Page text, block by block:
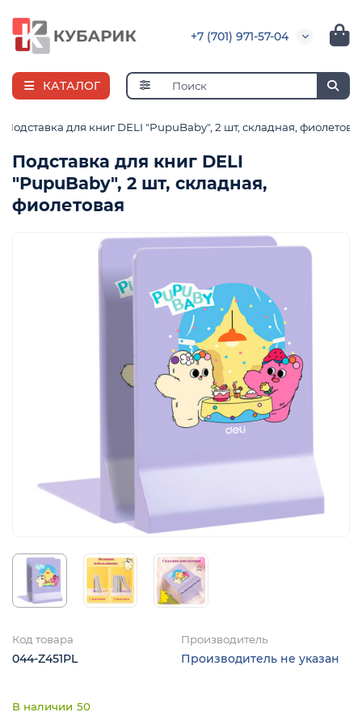
+7 (701) 971-57-04
КАТАЛОГ
Подставка для книг DELI "PupuBaby", 2 шт, складная,
Подставка для книг DELI
"PupuBaby", 2 шт, складная,
фиолетовая
Код товара
044-Z451PL
Производитель
Производитель не указан
50